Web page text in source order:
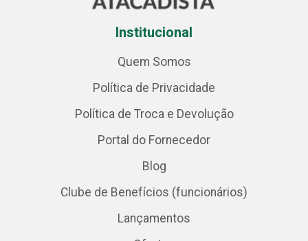
Institucional
Quem Somos
Política de Privacidade
Política de Troca e Devolução
Portal do Fornecedor
Blog
Clube de Benefícios (funcionários)
Lançamentos